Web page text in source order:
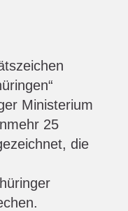
Ministerium
25
die